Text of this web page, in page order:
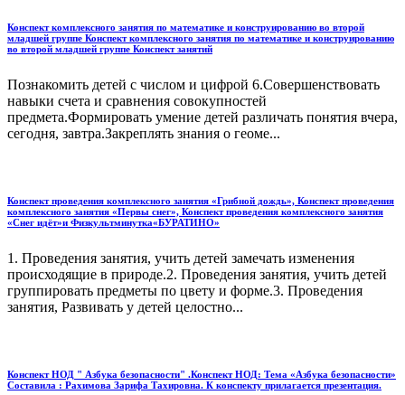
Конспект комплексного занятия по математике и конструированию во второй
младшей группе Конспект комплексного занятия по математике и конструированию
во второй младшей группе Конспект занятий
Познакомить детей с числом и цифрой 6.Совершенствовать
навыки счета и сравнения совокупностей
предмета.Формировать умение детей различать понятия вчера,
сегодня, завтра.Закреплять знания о геоме...
Конспект проведения комплексного занятия «Грибной дождь», Конспект проведения
комплексного занятия «Первы снег», Конспект проведения комплексного занятия
«Снег идёт»и Физкультминутка«БУРАТИНО»
1. Проведения занятия, учить детей замечать изменения
происходящие в природе.2. Проведения занятия, учить детей
группировать предметы по цвету и форме.3. Проведения
занятия, Развивать у детей целостно...
Конспект НОД " Азбука безопасности" .Конспект НОД: Тема «Азбука безопасности»
Составила : Рахимова Зарифа Тахировна. К конспекту прилагается презентация.